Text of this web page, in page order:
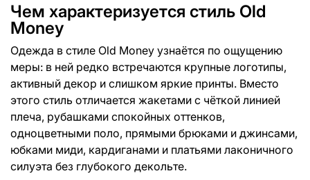
Чем характеризуется стиль Old
Money
Одежда в стиле Old Money узнаётся по ощущению
меры: в ней редко встречаются крупные логотипы,
активный декор и слишком яркие принты. Вместо
этого стиль отличается жакетами с чёткой линией
плеча, рубашками спокойных оттенков,
одноцветными поло, прямыми брюками и джинсами,
юбками миди, кардиганами и платьями лаконичного
силуэта без глубокого декольте.